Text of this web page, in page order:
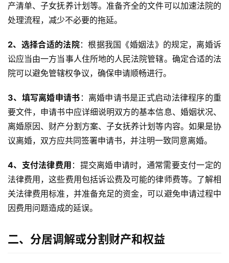
产清单、子女抚养计划等。准备齐全的文件可以加速法院的
处理流程，减少不必要的拖延。
2、选择合适的法院：根据我国《婚姻法》的规定，离婚诉
讼应当由一方当事人住所地的人民法院管辖。确定合适的法
院可以避免管辖权争议，确保申请顺畅进行。
3、填写离婚申请书 ：离婚申请书是正式启动法律程序的重
要文件，申请书中应详细说明双方的基本信息、婚姻状况、
离婚原因、财产分割方案、子女抚养计划等内容。如果是协
议离婚，双方应共同签署申请书，并注明一致同意离婚。
4、支付法律费用 ：提交离婚申请时，通常需要支付一定的
法律费用，这些费用包括诉讼费及可能的律师费等。了解相
关法律费用标准，并准备充足的资金，可以避免申请过程中
因费用问题造成的延误。
二、分居调解或分割财产和权益